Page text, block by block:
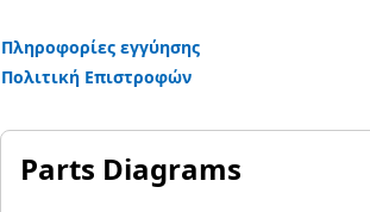
Πληροφορίες εγγύησης
Πολιτική Επιστροφών
Parts Diagrams